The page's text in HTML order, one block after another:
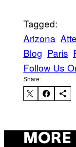
Tagged:
Arizona
Blog Paris
Follow Us
Share:
MORE